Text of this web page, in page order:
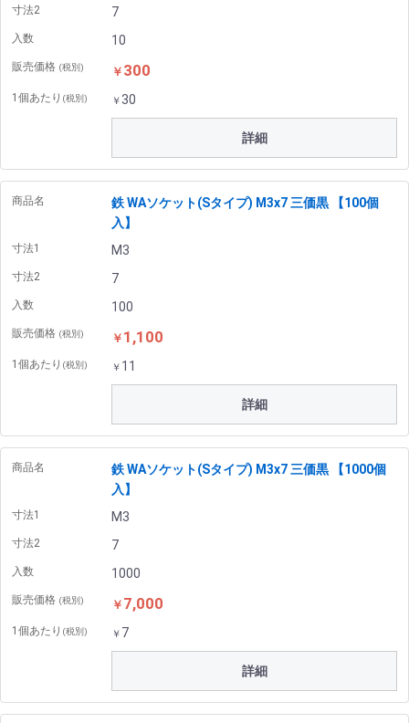
寸法2 7
入数 10
販売価格 (税別) ￥ 300
1個あたり (税別) ￥ 30
詳細
商品名
鉄 WAソケット(Sタイプ) M3x7 三価黒 【100個
入】
寸法1 M3
寸法2 7
入数 100
販売価格 (税別) ￥ 1,100
1個あたり (税別) ￥ 11
詳細
商品名
鉄 WAソケット(Sタイプ) M3x7 三価黒 【1000個
入】
寸法1 M3
寸法2 7
入数 1000
販売価格 (税別) ￥ 7,000
1個あたり (税別) ￥ 7
詳細